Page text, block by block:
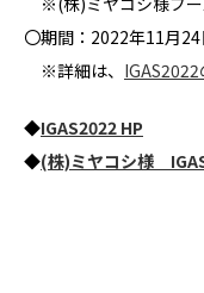
〇期間：2022年11月
※詳細は、
◆IGAS2022 HP
◆(株)ミヤコシ様